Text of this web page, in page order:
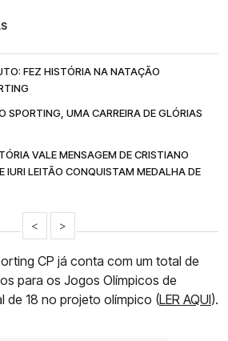
FEZ HISTÓRIA NA NATAÇÃO
SPORTING, UMA CARREIRA DE GLÓRIAS
VALE MENSAGEM DE CRISTIANO
IURI LEITÃO CONQUISTAM MEDALHA DE
< >
CP já conta com um total de
para os Jogos Olímpicos de
de 18 no projeto olímpico (LER AQUI).